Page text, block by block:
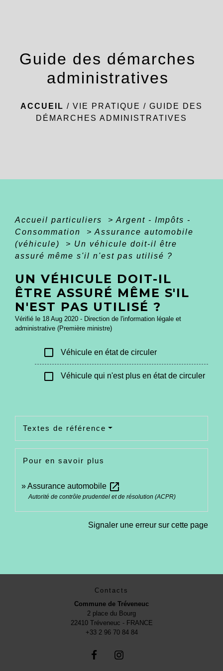
Guide des démarches
administratives
ACCUEIL / VIE PRATIQUE / GUIDE DES
DÉMARCHES ADMINISTRATIVES
Accueil particuliers > Argent - Impôts -
Consommation
> Assurance automobile
(véhicule)
> Un véhicule doit-il être
assuré même s'il n'est pas utilisé ?
UN VÉHICULE DOIT-IL
ÊTRE ASSURÉ MÊME S'IL
N'EST PAS UTILISÉ ?
Vérifié le 18 Aug 2020 - Direction de l'information légale et
administrative (Première ministre)
check_box_outline_blank Véhicule en état de circuler
check_box_outline_blank Véhicule qui n'est plus en état de circuler
Textes de référence
Pour en savoir plus
Assurance automobile open_in_new
Autorité de contrôle prudentiel et de résolution (ACPR)
Signaler une erreur sur cette page
Contacts
Commune de Tréveneuc
2 place du Bourg
22410 Tréveneuc - FRANCE
+33 2 96 70 84 84